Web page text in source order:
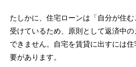
たしかに、住宅ローンは「自分が住
受けているため、原則として返済中
できません。自宅を賃貸に出すには
要があります。